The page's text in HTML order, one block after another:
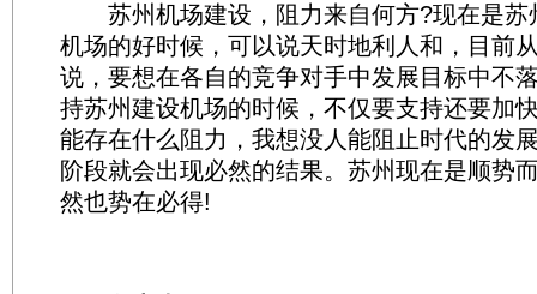
苏州机场建设，阻力来自何方?现在是苏
机场的好时候，可以说天时地利人和，目前
说，要想在各自的竞争对手中发展目标中不
持苏州建设机场的时候，不仅要支持还要加
能存在什么阻力，我想没人能阻止时代的发
阶段就会出现必然的结果。苏州现在是顺势
然也势在必得!